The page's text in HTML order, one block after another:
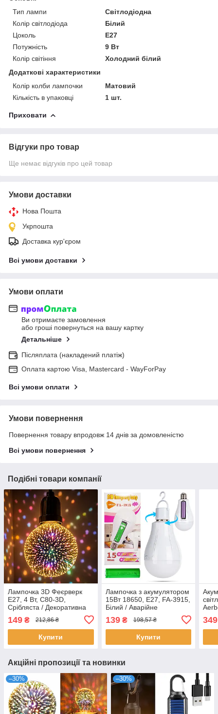
Тип лампи
Світлодіодна
Колір світлодіода
Білий
Цоколь
E27
Потужність
9 Вт
Колір світіння
Холодний білий
Додаткові характеристики
Колір колби лампочки
Матовий
Кількість в упаковці
1 шт.
Приховати
Відгуки про товар
Ще немає відгуків про цей товар
Умови доставки
Нова Пошта
Укрпошта
Доставка кур'єром
Всі умови доставки
Умови оплати
Ви отримаєте замовлення
або гроші повернуться на вашу картку
Детальніше
Післяплата (накладений платіж)
Оплата картою Visa, Mastercard - WayForPay
Всі умови оплати
Умови повернення
Повернення товару впродовж 14 днів за домовленістю
Всі умови повернення
Подібні товари компанії
Лампочка 3D Феєрверк
Е27, 4 Вт, C80-3D,
Срібляста / Декоративна
Світлодіодна лампа в
патрон
149 ₴ 212,86 ₴
Купити
Лампочка з акумулятором
15Вт 18650, E27, FA-3915,
Білий / Аварійне
освітлення / Світлодіодна
акумуляторна лампочка
139₴ 198,57 ₴
Купити
349
Акційні пропозиції та новинки
–30% –30%